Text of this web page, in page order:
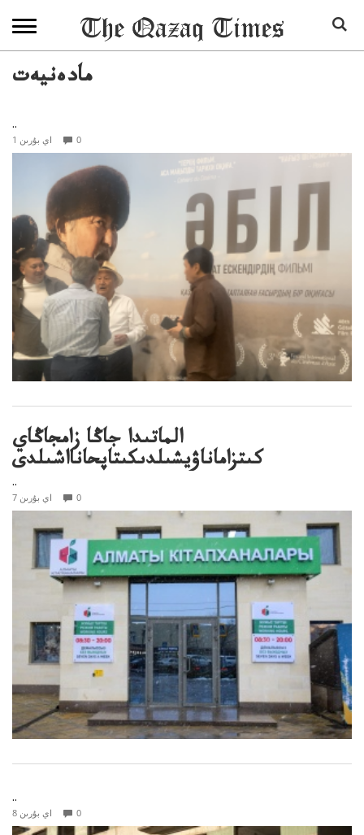
مادەنيەت
..
1 اي بۇرىن 0
الماتىدا جاڭا زامجاڭاي
كىتزاماناۋيشىلدىكىتاپحانااشىلدى
..
7 اي بۇرىن 0
..
8 اي بۇرىن 0